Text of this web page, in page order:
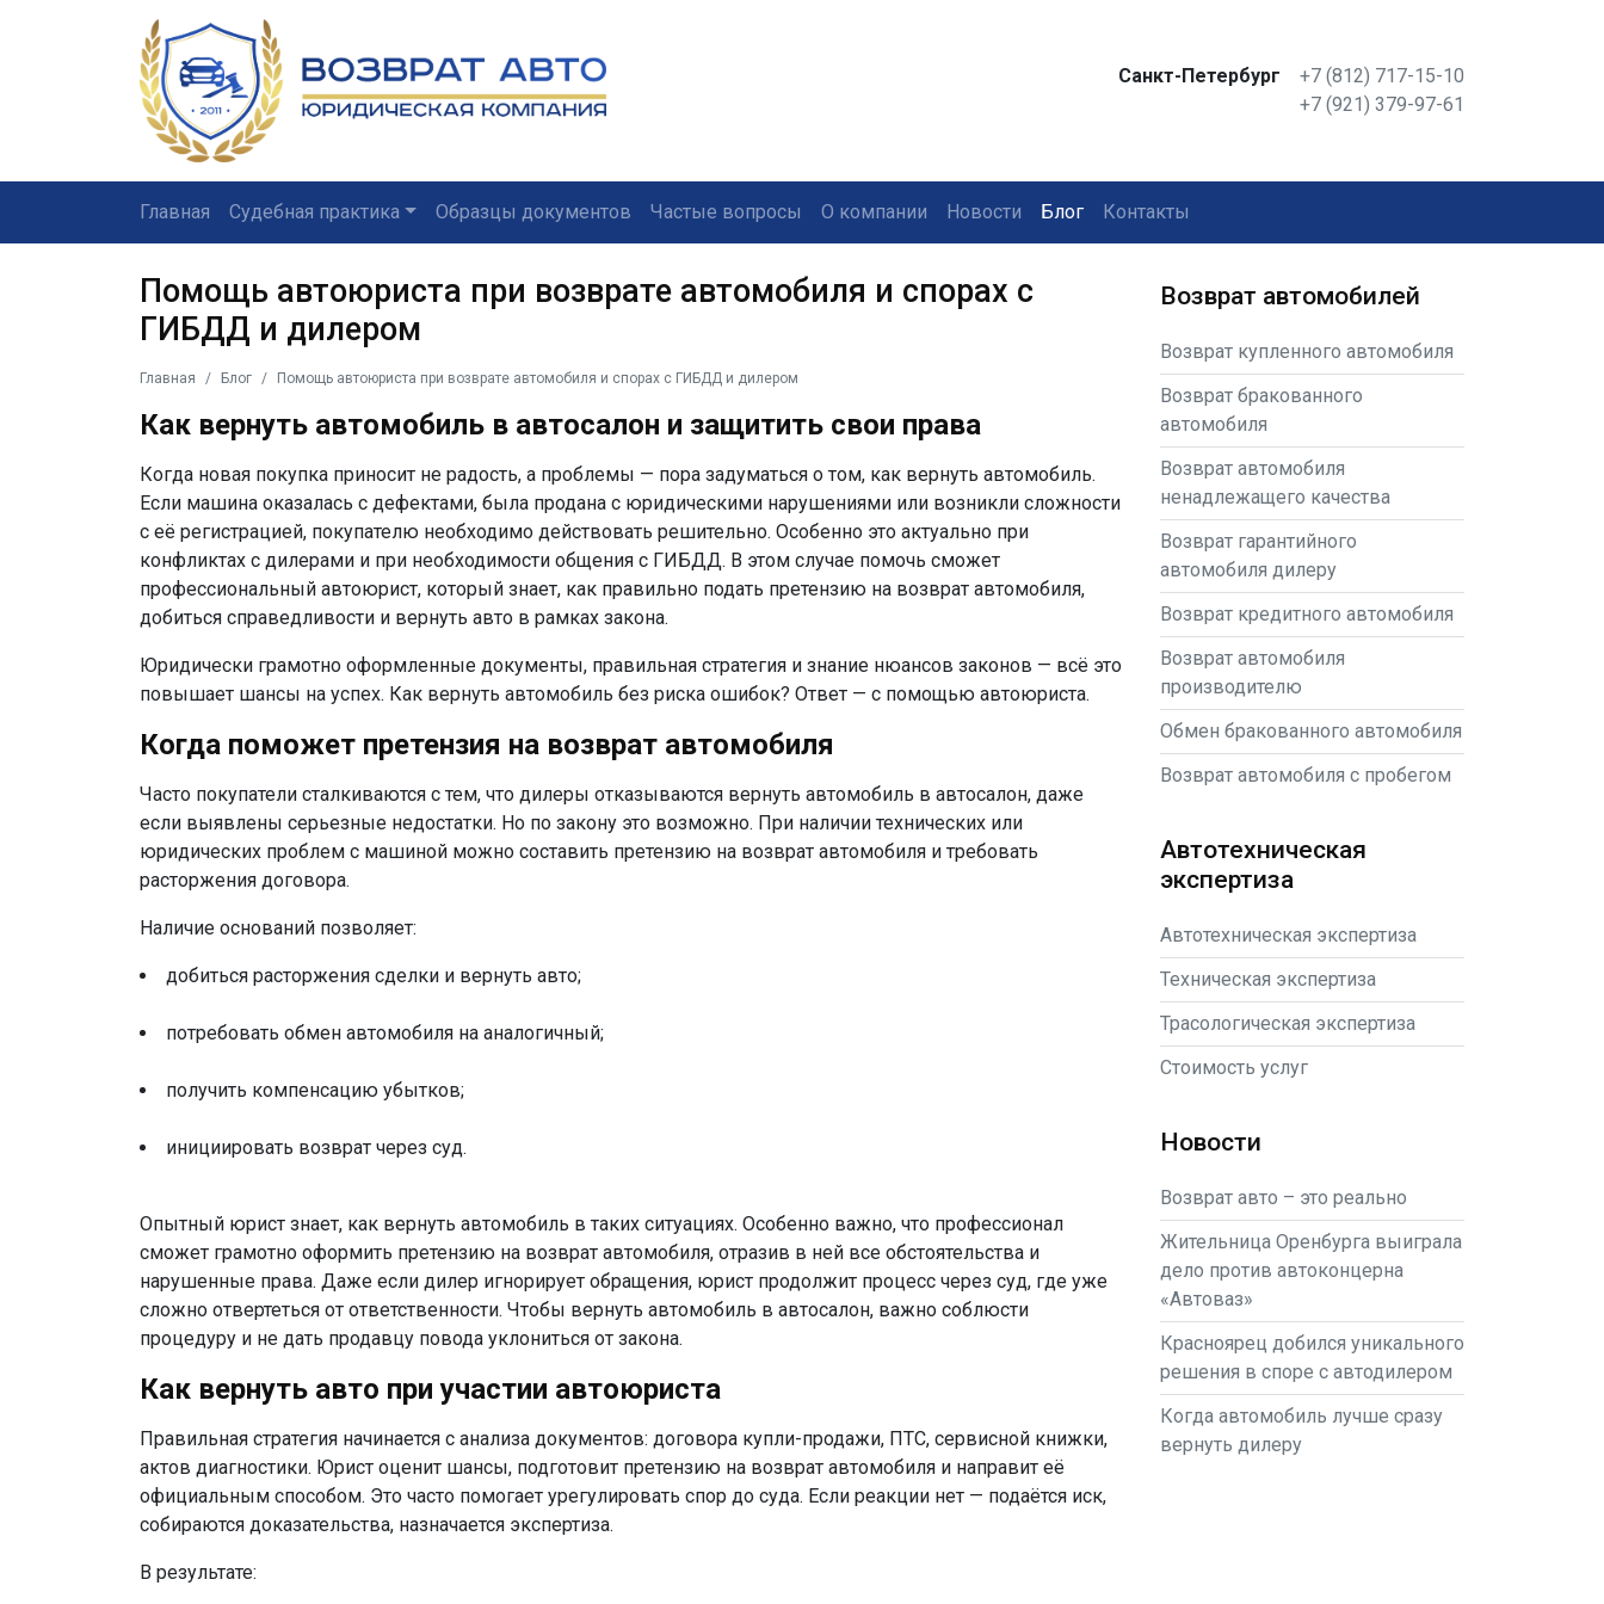
Санкт-Петербург
+7 (812) 717-15-10
+7 (921) 379-97-61
Главная Судебная практика Образцы документов Частые вопросы О компании Новости Блог Контакты
Помощь автоюриста при возврате автомобиля и спорах с
ГИБДД и дилером
Главная Блог Помощь автоюриста при возврате автомобиля и спорах с ГИБДД и дилером
Как вернуть автомобиль в автосалон и защитить свои права
Когда новая покупка приносит не радость, а проблемы — пора задуматься о том, как вернуть автомобиль.
Если машина оказалась с дефектами, была продана с юридическими нарушениями или возникли сложности
с её регистрацией, покупателю необходимо действовать решительно. Особенно это актуально при
конфликтах с дилерами и при необходимости общения с ГИБДД. В этом случае помочь сможет
профессиональный автоюрист, который знает, как правильно подать претензию на возврат автомобиля,
добиться справедливости и вернуть авто в рамках закона.
Юридически грамотно оформленные документы, правильная стратегия и знание нюансов законов — всё это
повышает шансы на успех. Как вернуть автомобиль без риска ошибок? Ответ — с помощью автоюриста.
Когда поможет претензия на возврат автомобиля
Часто покупатели сталкиваются с тем, что дилеры отказываются вернуть автомобиль в автосалон, даже
если выявлены серьезные недостатки. Но по закону это возможно. При наличии технических или
юридических проблем с машиной можно составить претензию на возврат автомобиля и требовать
расторжения договора.
Наличие оснований позволяет:
добиться расторжения сделки и вернуть авто;
потребовать обмен автомобиля на аналогичный;
получить компенсацию убытков;
инициировать возврат через суд.
Опытный юрист знает, как вернуть автомобиль в таких ситуациях. Особенно важно, что профессионал
сможет грамотно оформить претензию на возврат автомобиля, отразив в ней все обстоятельства и
нарушенные права. Даже если дилер игнорирует обращения, юрист продолжит процесс через суд, где уже
сложно отвертеться от ответственности. Чтобы вернуть автомобиль в автосалон, важно соблюсти
процедуру и не дать продавцу повода уклониться от закона.
Как вернуть авто при участии автоюриста
Правильная стратегия начинается с анализа документов: договора купли-продажи, ПТС, сервисной книжки,
актов диагностики. Юрист оценит шансы, подготовит претензию на возврат автомобиля и направит её
официальным способом. Это часто помогает урегулировать спор до суда. Если реакции нет — подаётся иск,
собираются доказательства, назначается экспертиза.
В результате:
Возврат автомобилей
Возврат купленного автомобиля
Возврат бракованного
автомобиля
Возврат автомобиля
ненадлежащего качества
Возврат гарантийного
автомобиля дилеру
Возврат кредитного автомобиля
Возврат автомобиля
производителю
Обмен бракованного автомобиля
Возврат автомобиля с пробегом
Автотехническая
экспертиза
Автотехническая экспертиза
Техническая экспертиза
Трасологическая экспертиза
Стоимость услуг
Новости
Возврат авто – это реально
Жительница Оренбурга выиграла
дело против автоконцерна
«Автоваз»
Красноярец добился уникального
решения в споре с автодилером
Когда автомобиль лучше сразу
вернуть дилеру